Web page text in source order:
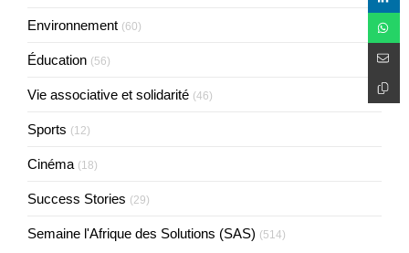
Environnement (60)
Éducation (56)
Vie associative et solidarité (46)
Sports (12)
Cinéma (18)
Success Stories (29)
Semaine l'Afrique des Solutions (SAS) (514)